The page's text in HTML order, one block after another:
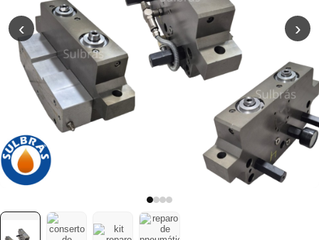
‹ ›
Revestimento e
Poliuretano (PU)
Serviço de
Usinagem
Ventosas